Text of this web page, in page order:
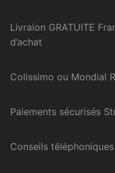
Livraion GRATUITE
d’achat
Colissimo ou Mondial
Paiements sécurisés
Conseils